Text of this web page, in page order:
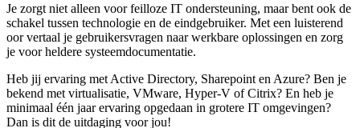
Je zorgt niet alleen voor feilloze IT ondersteuning, maar bent ook de
schakel tussen technologie en de eindgebruiker. Met een luisterend
oor vertaal je gebruikersvragen naar werkbare oplossingen en zorg
je voor heldere systeemdocumentatie.
Heb jij ervaring met Active Directory, Sharepoint en Azure? Ben je
bekend met virtualisatie, VMware, Hyper-V of Citrix? En heb je
minimaal één jaar ervaring opgedaan in grotere IT omgevingen?
Dan is dit de uitdaging voor jou!